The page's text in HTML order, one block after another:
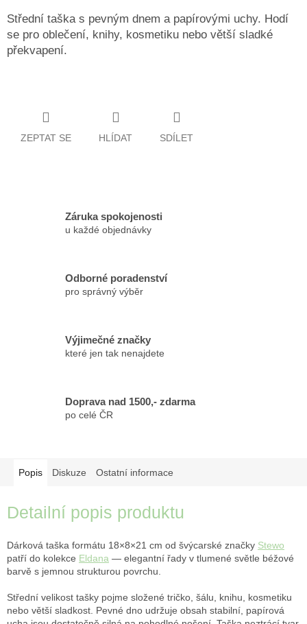
Střední taška s pevným dnem a papírovými uchy. Hodí
se pro oblečení, knihy, kosmetiku nebo větší sladké
překvapení.
ZEPTAT SE HLÍDAT SDÍLET
Záruka spokojenosti
u každé objednávky
Odborné poradenství
pro správný výběr
Výjimečné značky
které jen tak nenajdete
Doprava nad 1500,- zdarma
po celé ČR
Popis Diskuze Ostatní informace
Detailní popis produktu
Dárková taška formátu 18×8×21 cm od švýcarské značky Stewo
patří do kolekce Eldana — elegantní řady v tlumené světle béžové
barvě s jemnou strukturou povrchu.
Střední velikost tašky pojme složené tričko, šálu, knihu, kosmetiku
nebo větší sladkost. Pevné dno udržuje obsah stabilní, papírová